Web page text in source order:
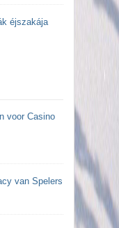
éjszakája
voor Casino
van Spelers